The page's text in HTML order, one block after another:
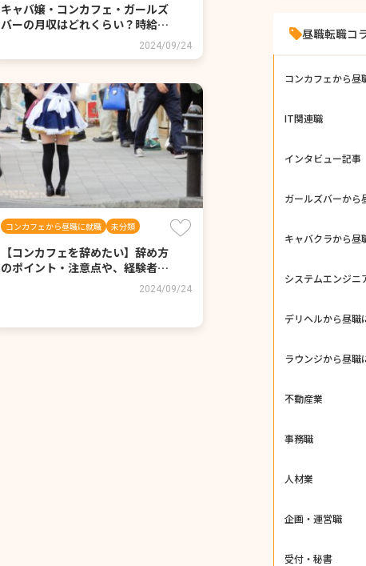
キャバ嬢・コンカフェ・ガールズ
バーの月収はどれくらい？時給…
2024/09/24
コンカフェから昼職に就職 未分類
【コンカフェを辞めたい】辞め方
のポイント・注意点や、経験者…
2024/09/24
昼職転職コ
コンカフェから昼
IT関連職
インタビュー記事
ガールズバーから
キャバクラから昼
システムエンジニ
デリヘルから昼職
ラウンジから昼職
不動産業
事務職
人材業
企画・運営職
受付・秘書